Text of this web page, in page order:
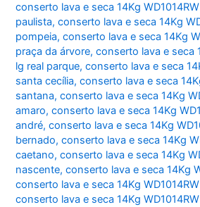
conserto lava e seca 14Kg
paulista,conserto lava e seca 14Kg
pompeia,conserto lava e seca 14Kg
praça da árvore,conserto lava e seca
lg real parque,conserto lava e seca
santa cecília,conserto lava e seca
santana,conserto lava e seca 14Kg
amaro,conserto lava e seca 14Kg
andré,conserto lava e seca 14Kg
bernado,conserto lava e seca 14Kg
caetano,conserto lava e seca 14Kg
nascente,conserto lava e seca 14Kg
conserto lava e seca 14Kg
conserto lava e seca 14Kg